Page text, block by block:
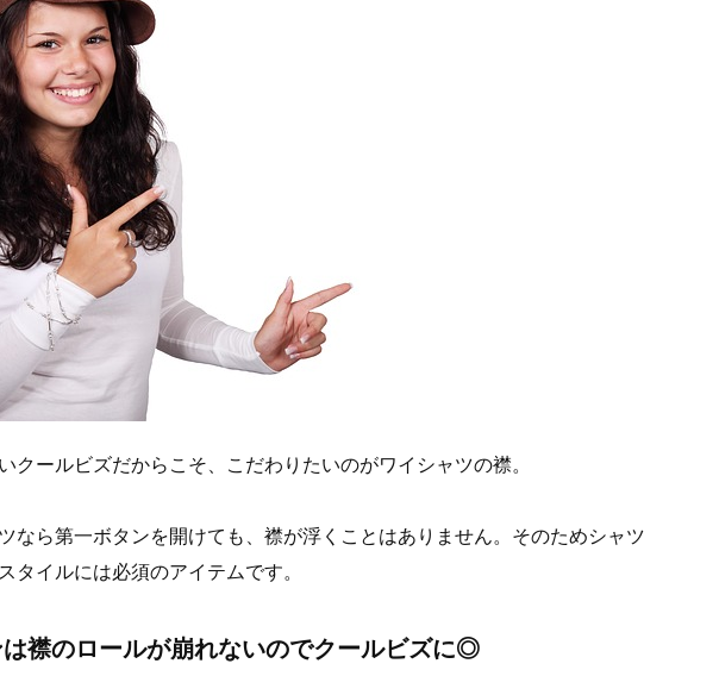
クールビズだからこそ、こだわりたいのがワイシャツの襟。
なら第一ボタンを開けても、襟が浮くことはありません。そのためシャツ
タイルには必須のアイテムです。
襟のロールが崩れないのでクールビズに◎